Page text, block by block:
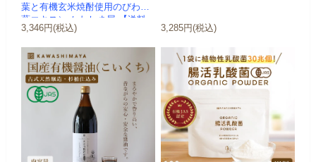
葉と有機玄米焼酎使用のびわの
葉エキス）-かわしま屋-【送料
無...
3,346円(税込) 3,285円(税込)